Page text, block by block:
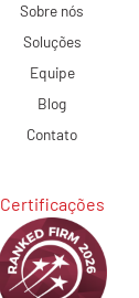
Sobre nós
Soluções
Equipe
Blog
Contato
Certificações